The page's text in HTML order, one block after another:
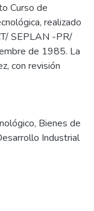
Curso de
realizado
SEPLAN -PR/
de 1985. La
con revisión
, Bienes de
Industrial